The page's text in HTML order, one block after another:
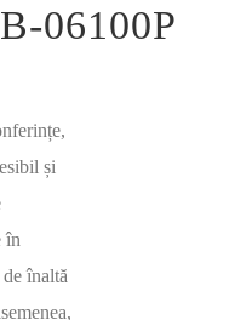
06100P
și
în
înaltă